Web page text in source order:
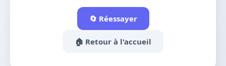
🔄 Réessayer
🏠 Retour à l'accueil